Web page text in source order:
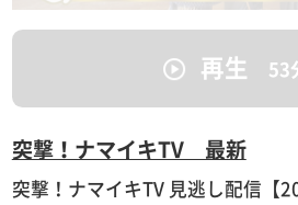
再生 53
突撃！ナマイキTV 最新
突撃！ナマイキTV 見逃し配信【